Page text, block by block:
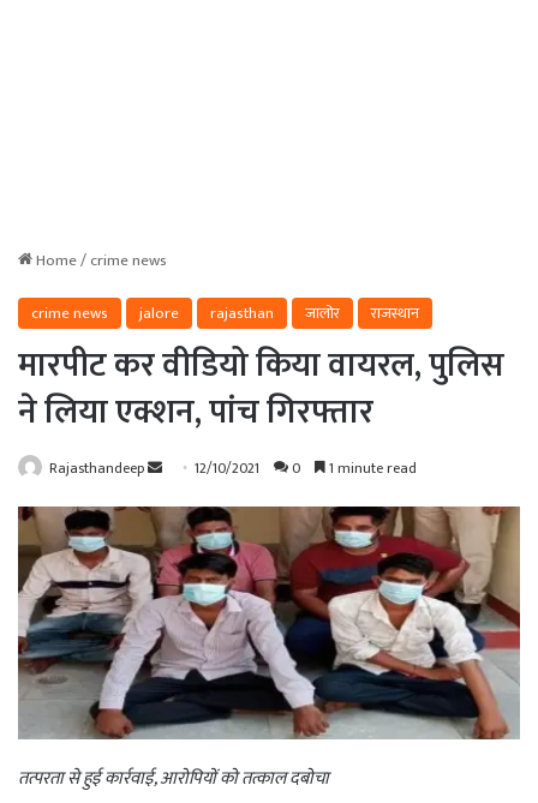
Home/crime news
crime news
jalore rajasthan जालोर राजस्थान
मारपीट कर वीडियो किया वायरल, पुलिस
ने लिया एक्शन, पांच गिरफ्तार
Rajasthandeep
Send
email
12/10/2021 0 1 minute read
तत्परता से हुई कार्रवाई, आरोपियों को तत्काल दबोचा